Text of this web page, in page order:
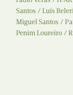
Santos
Luís
Miguel Santos
Penim Loureiro